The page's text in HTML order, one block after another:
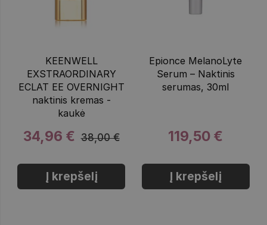
KEENWELL
EXSTRAORDINARY
ECLAT EE OVERNIGHT
naktinis kremas -
kaukė
34,96 € 38,00 €
Į krepšelį
Epionce MelanoLyte
Serum – Naktinis
serumas, 30ml
119,50 €
Į krepšelį